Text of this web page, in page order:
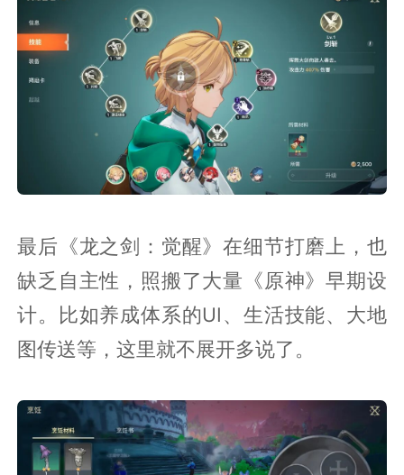
最后《龙之剑：觉醒》在细节打磨上，也
缺乏自主性，照搬了大量《原神》早期设
计。比如养成体系的UI、生活技能、大地
图传送等，这里就不展开多说了。